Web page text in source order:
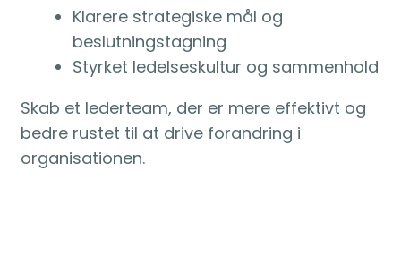
Klarere strategiske mål og
beslutningstagning
Styrket ledelseskultur og sammenhold
Skab et lederteam, der er mere effektivt og
bedre rustet til at drive forandring i
organisationen.